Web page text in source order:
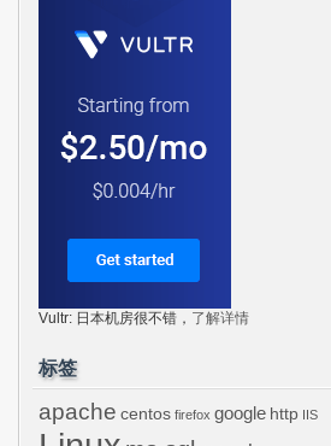
Vultr: 日本机房很不错， 了解详情
标签
apache centos firefox google http IIS